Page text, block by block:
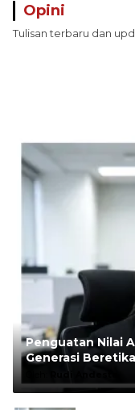
Opini
Tulisan terbaru dan
Penguatan Nilai
Generasi
Rudi Andesta